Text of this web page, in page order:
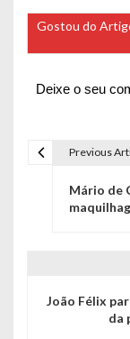
Gostou do
Deixe o seu
Previous
Mário de
João Félix
da